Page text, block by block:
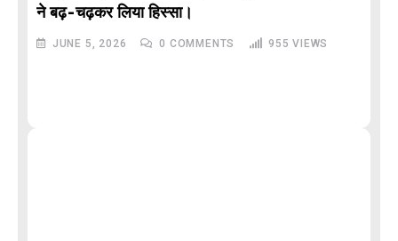
ने बढ़-चढ़कर लिया हिस्सा।
JUNE 5, 2026 0 COMMENTS 955 VIEWS